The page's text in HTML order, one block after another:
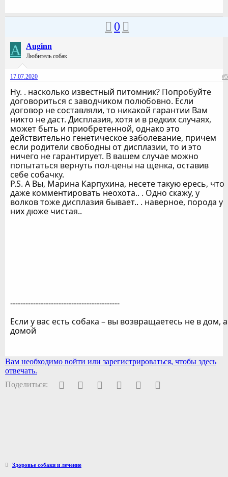
0
A Auginn
Любитель собак
17.07.2020 #5
Ну. . насколько известный питомник? Попробуйте
договориться с заводчиком полюбовно. Если
договор не составляли, то никакой гарантии Вам
никто не даст. Дисплазия, хотя и в редких случаях,
может быть и приобретенной, однако это
действительно генетическое заболевание, причем
если родители свободны от дисплазии, то и это
ничего не гарантирует. В вашем случае можно
попытаться вернуть пол-цены на щенка, оставив
себе собачку.
P.S. А Вы, Марина Карпухина, несете такую ересь, что
даже комментировать неохота.. . Одно скажу, у
волков тоже дисплазия бывает.. . наверное, порода у
них дюже чистая..
-------------------------------------------
Если у вас есть собака – вы возвращаетесь не в дом, а
домой
Вам необходимо войти или зарегистрироваться, чтобы здесь
отвечать.
Поделиться:
FacebookTwitter PinterestWhatsAppЭлектронная почта
Здоровье собаки и лечение